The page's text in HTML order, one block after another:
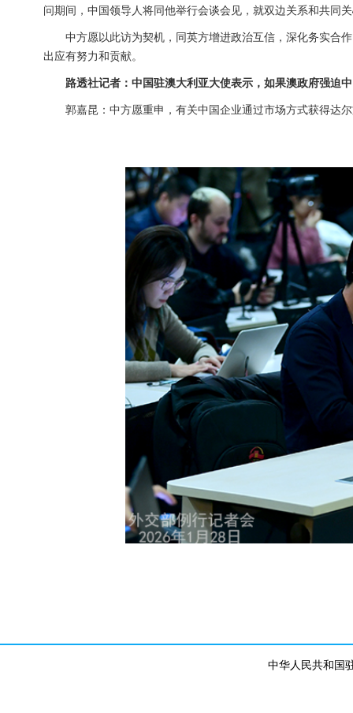
问期间，中国领导人将同他举行会谈会见，就双边关系和共同
中方愿以此访为契机，同英方增进政治互信，深化务实合
出应有努力和贡献。
路透社记者：中国驻澳大利亚大使表示，如果澳政府强迫
郭嘉昆：中方愿重申，有关中国企业通过市场方式获得达
中华人民共和国